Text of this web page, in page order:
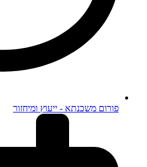
פורום משכנתא - ייעוץ ומיחזור